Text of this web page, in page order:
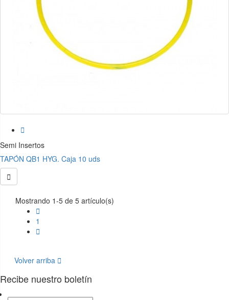

Semi Insertos
TAPÓN QB1 HYG. Caja 10 uds

Mostrando 1-5 de 5 artículo(s)

1

Volver arriba 
Recibe nuestro boletín